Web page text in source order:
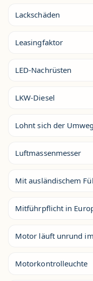
Lackschäden
Leasingfaktor
LED-Nachrüsten
LKW-Diesel
Lohnt sich der Umweg
Luftmassenmesser
Mit ausländischem
Mitführpflicht in
Motor läuft unrund
Motorkontrolleuchte